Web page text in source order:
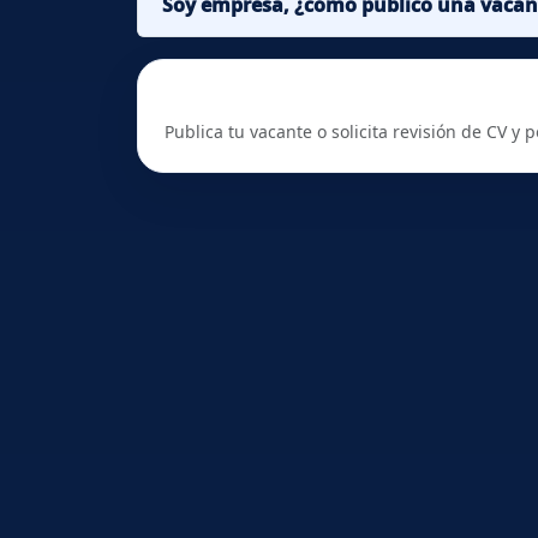
Publica tu vacante o solicita revisión de CV y